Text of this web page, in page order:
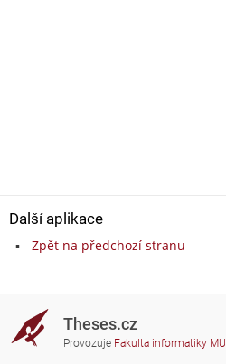
Další aplikace
Zpět na předchozí stranu
Theses.cz
Provozuje Fakulta informatiky MU